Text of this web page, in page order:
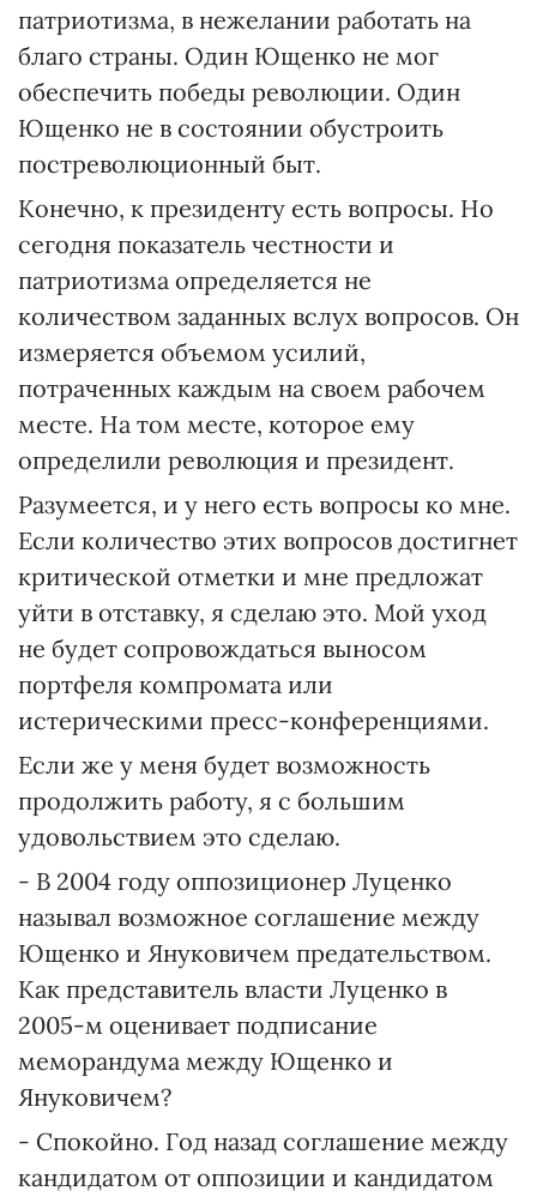
патриотизма, в нежелании работать на
благо страны. Один Ющенко не мог
обеспечить победы революции. Один
Ющенко не в состоянии обустроить
постреволюционный быт.
Конечно, к президенту есть вопросы. Но
сегодня показатель честности и
патриотизма определяется не
количеством заданных вслух вопросов. Он
измеряется объемом усилий,
потраченных каждым на своем рабочем
месте. На том месте, которое ему
определили революция и президент.
Разумеется, и у него есть вопросы ко мне.
Если количество этих вопросов достигнет
критической отметки и мне предложат
уйти в отставку, я сделаю это. Мой уход
не будет сопровождаться выносом
портфеля компромата или
истерическими пресс-конференциями.
Если же у меня будет возможность
продолжить работу, я с большим
удовольствием это сделаю.
- В 2004 году оппозиционер Луценко
называл возможное соглашение между
Ющенко и Януковичем предательством.
Как представитель власти Луценко в
2005-м оценивает подписание
меморандума между Ющенко и
Януковичем?
- Спокойно. Год назад соглашение между
кандидатом от оппозиции и кандидатом